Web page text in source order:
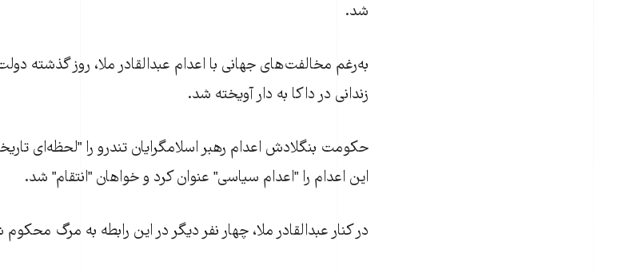
شد.
به‌رغم مخالفت‌های جهانی با اعدام عبدالقادر ملا، روز گذشته
زندانی در داکا به دار آويخته شد.
حکومت بنگلادش اعدام رهبر اسلامگرايان تندرو را "لحظه‌ای
اين اعدام را "اعدام سياسی" عنوان کرد و خواهان "انتقام" شد.
در کنار عبدالقادر ملا، چهار نفر ديگر در اين رابطه به مرگ محکوم